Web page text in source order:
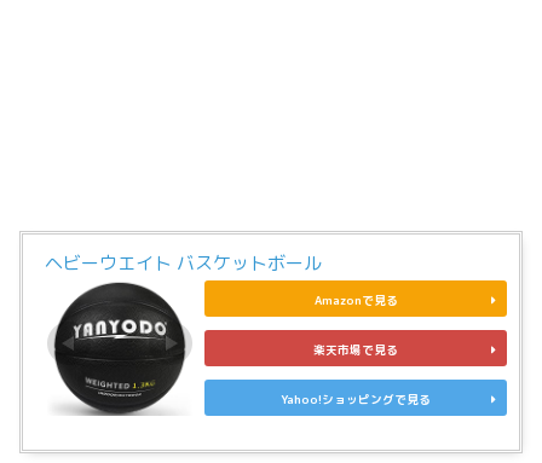
ヘビーウエイト バスケットボール
Amazonで見る
楽天市場で見る
Yahoo!ショッピングで見る